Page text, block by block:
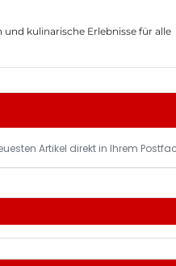
kulinarische Erlebnisse für alle
Artikel direkt in Ihrem